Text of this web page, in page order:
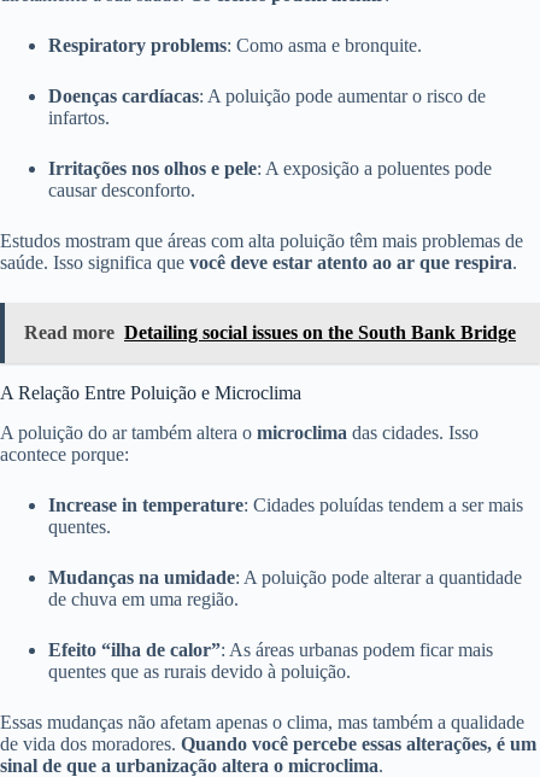
Respiratory problems: Como asma e bronquite.
Doenças cardíacas: A poluição pode aumentar o risco de
infartos.
Irritações nos olhos e pele: A exposição a poluentes pode
causar desconforto.
Estudos mostram que áreas com alta poluição têm mais problemas de
saúde. Isso significa que você deve estar atento ao ar que respira.
Read more Detailing social issues on the South Bank Bridge
A Relação Entre Poluição e Microclima
A poluição do ar também altera o microclima das cidades. Isso
acontece porque:
Increase in temperature: Cidades poluídas tendem a ser mais
quentes.
Mudanças na umidade: A poluição pode alterar a quantidade
de chuva em uma região.
Efeito “ilha de calor”: As áreas urbanas podem ficar mais
quentes que as rurais devido à poluição.
Essas mudanças não afetam apenas o clima, mas também a qualidade
de vida dos moradores. Quando você percebe essas alterações, é um
sinal de que a urbanização altera o microclima.